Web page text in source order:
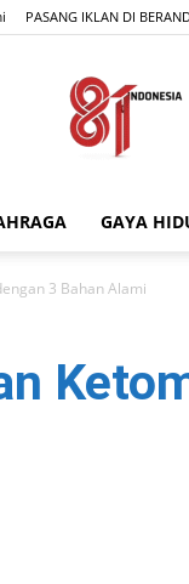
PASANG IKLAN DI
GAYA
3 Bahan Alami